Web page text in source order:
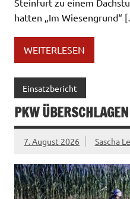
hatten „Im Wiesengrund“
WEITERLESEN
Einsatzbericht
PKW
7. August 2026 Sascha